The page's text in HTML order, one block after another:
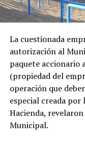
La cuestionada
autorización al
paquete accionario
(propiedad del
operación que
especial creada por
Hacienda,
Municipal.